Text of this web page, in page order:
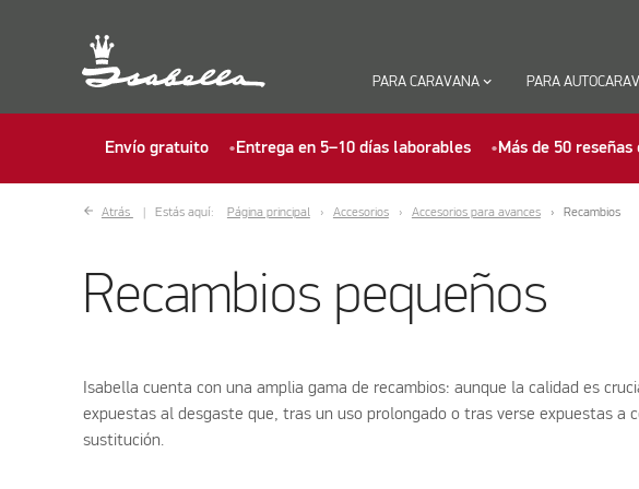
PARA CARAVANA keyboard_arrow_down PARA
Envío gratuito Entrega en 5–10 días laborables Más de 50
Atrás Estás aquí: Página principal Accesorios Accesorios para avances Recambios
Recambios pequeños
Isabella cuenta con una amplia gama de recambios: aunque la calidad es
expuestas al desgaste que, tras un uso prolongado o tras verse expuestas a
sustitución.